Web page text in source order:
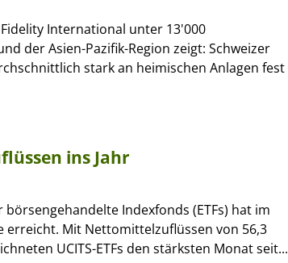
International unter 13'000
der Asien-Pazifik-Region zeigt: Schweizer
stark an heimischen Anlagen fest
ins Jahr
Indexfonds (ETFs) hat im
erreicht. Mit Nettomittelzuflüssen von 56,3
UCITS-ETFs den stärksten Monat seit...